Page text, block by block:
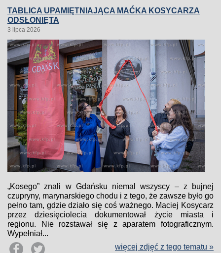
TABLICA UPAMIĘTNIAJĄCA MAĆKA KOSYCARZA
ODSŁONIĘTA
3 lipca 2026
„Kosego” znali w Gdańsku niemal wszyscy – z bujnej
czupryny, marynarskiego chodu i z tego, że zawsze było go
pełno tam, gdzie działo się coś ważnego. Maciej Kosycarz
przez dziesięciolecia dokumentował życie miasta i
regionu. Nie rozstawał się z aparatem fotograficznym.
Wypełniał...
więcej zdjęć z tego tematu »